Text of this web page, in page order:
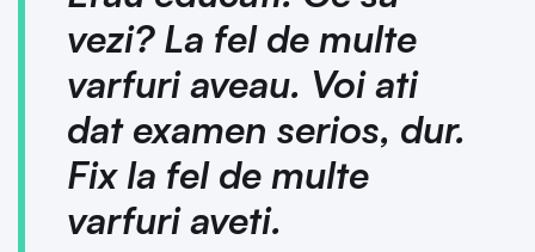
vezi? La fel de multe
varfuri aveau. Voi ati
dat examen serios, dur.
Fix la fel de multe
varfuri aveti.